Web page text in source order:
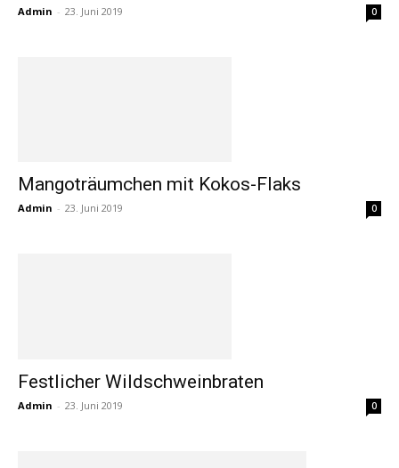
Admin - 23. Juni 2019 0
Mangoträumchen mit Kokos-Flaks
Admin - 23. Juni 2019 0
Festlicher Wildschweinbraten
Admin - 23. Juni 2019 0